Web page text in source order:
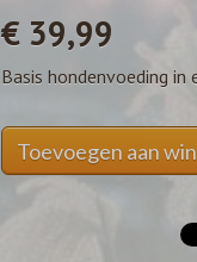
€ 39,99
Basis hondenvoeding in
Toevoegen aan